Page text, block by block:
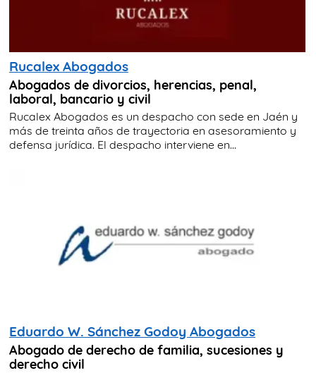
Rucalex Abogados
Abogados de divorcios, herencias, penal,
laboral, bancario y civil
Rucalex Abogados es un despacho con sede en Jaén y
más de treinta años de trayectoria en asesoramiento y
defensa jurídica. El despacho interviene en...
Eduardo W. Sánchez Godoy Abogados
Abogado de derecho de familia, sucesiones y
derecho civil